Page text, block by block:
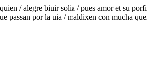
/ alegre biuir solia / pues amor et su
passan por la uia / maldixen con mucha